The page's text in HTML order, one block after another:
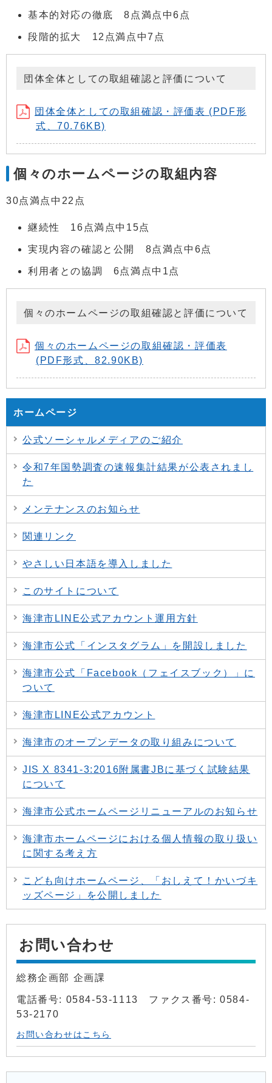
基本的対応の徹底 8点満点中6点
段階的拡大 12点満点中7点
団体全体としての取組確認と評価について
団体全体としての取組確認・評価表 (PDF形
式、70.76KB)
個々のホームページの取組内容
30点満点中22点
継続性 16点満点中15点
実現内容の確認と公開 8点満点中6点
利用者との協調 6点満点中1点
個々のホームページの取組確認と評価について
個々のホームページの取組確認・評価表
(PDF形式、82.90KB)
ホームページ
公式ソーシャルメディアのご紹介
令和7年国勢調査の速報集計結果が公表されまし
た
メンテナンスのお知らせ
関連リンク
やさしい日本語を導入しました
このサイトについて
海津市LINE公式アカウント運用方針
海津市公式「インスタグラム」を開設しました
海津市公式「Facebook（フェイスブック）」に
ついて
海津市LINE公式アカウント
海津市のオープンデータの取り組みについて
JIS X 8341-3:2016附属書JBに基づく試験結果
について
海津市公式ホームページリニューアルのお知らせ
海津市ホームページにおける個人情報の取り扱い
に関する考え方
こども向けホームページ、「おしえて！かいづキ
ッズページ」を公開しました
お問い合わせ
総務企画部 企画課
電話番号: 0584-53-1113 ファクス番号: 0584-
53-2170
お問い合わせはこちら